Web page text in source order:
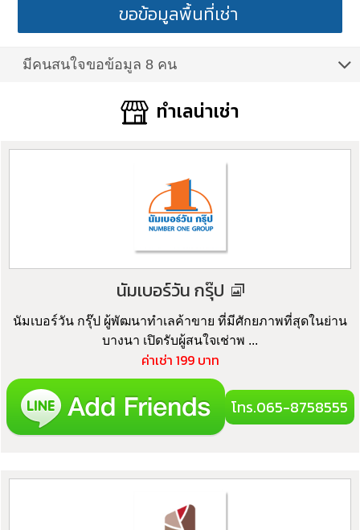
ขอข้อมูลพื้นที่เช่า
มีคนสนใจขอข้อมูล 8 คน
ทำเลน่าเช่า
นัมเบอร์วัน กรุ๊ป
นัมเบอร์วัน กรุ๊ป ผู้พัฒนาทำเลค้าขาย ที่มีศักยภาพที่สุดในย่าน
บางนา เปิดรับผู้สนใจเช่าพ ...
ค่าเช่า 199 บาท
โทร.065-8758555